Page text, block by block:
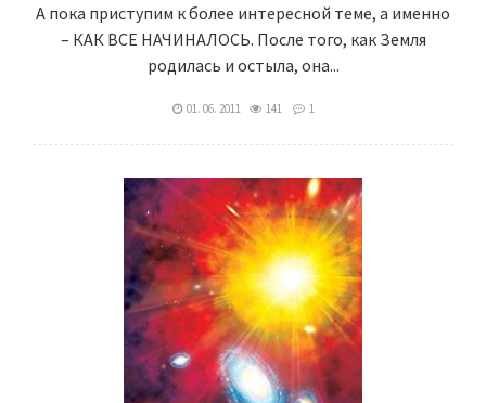
А пока приступим к более интересной теме, а именно
– КАК ВСЕ НАЧИНАЛОСЬ. После того, как Земля
родилась и остыла, она...
01. 06. 2011 141 1